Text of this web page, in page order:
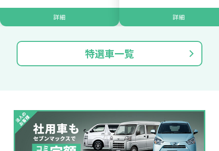
たすカッター３詳細
詳細 詳細
特選車一覧